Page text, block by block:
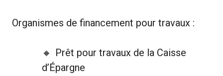
Organismes de financement pour travaux :
Prêt pour travaux de la Caisse
d’Épargne